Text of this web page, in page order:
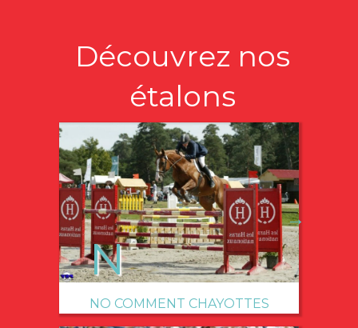
Découvrez nos
étalons
NO COMMENT CHAYOTTES
→